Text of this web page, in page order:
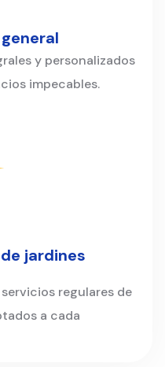
y personalizados
impecables.
jardines
regulares de
a cada